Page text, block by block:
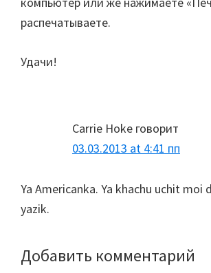
распечатываете.
Удачи!
Carrie Hoke говорит
03.03.2013 at 4:41 пп
Ya Americanka. Ya khachu uchit moi
yazik.
Добавить комментарий